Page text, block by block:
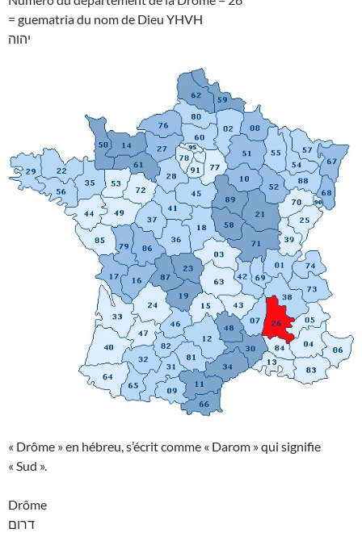
= guematria du nom de Dieu YHVH
יהוה
« Drôme » en hébreu, s’écrit comme « Darom » qui signifie
« Sud ».
Drôme
דרום